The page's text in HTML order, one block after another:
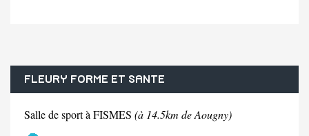
FLEURY FORME ET SANTE
Salle de sport à FISMES (à 14.5km de Aougny)